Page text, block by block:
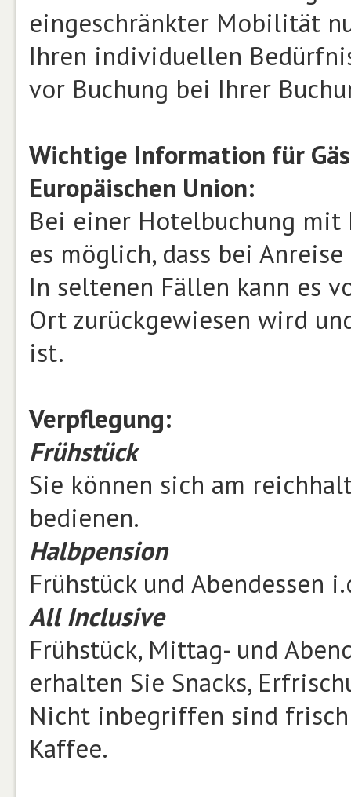
eingeschränkter Mobilität
Ihren individuellen
vor Buchung bei Ihrer
Wichtige Information für
Europäischen Union:
Bei einer Hotelbuchung
es möglich, dass bei
In seltenen Fällen kann es
Ort zurückgewiesen wird
ist.
Verpflegung:
Frühstück
Sie können sich am
bedienen.
Halbpension
Frühstück und Abendessen
All Inclusive
Frühstück, Mittag- und
erhalten Sie Snacks,
Nicht inbegriffen sind frisch
Kaffee.